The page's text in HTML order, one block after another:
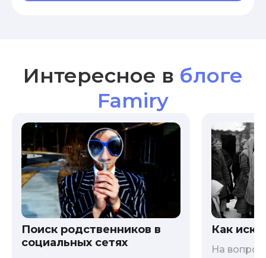
Интересное в блоге
Famiry
Поиск родственников в
социальных сетях
Как
На вопрос